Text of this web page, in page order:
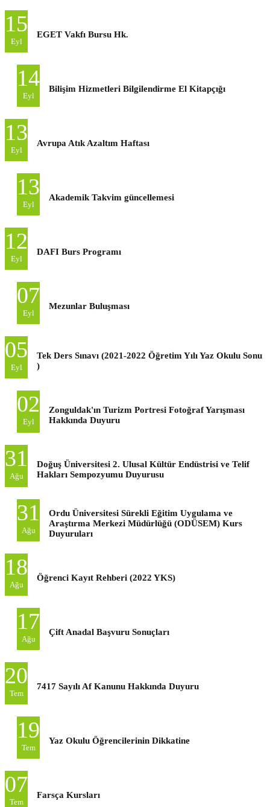
15
Eyl
EGET Vakfı Bursu Hk.
14
Eyl
Bilişim Hizmetleri Bilgilendirme El Kitapçığı
13
Eyl
Avrupa Atık Azaltım Haftası
13
Eyl
Akademik Takvim güncellemesi
12
Eyl
DAFI Burs Programı
07
Eyl
Mezunlar Buluşması
05
Eyl
Tek Ders Sınavı (2021-2022 Öğretim Yılı Yaz Okulu Sonu
)
02
Eyl
Zonguldak'ın Turizm Portresi Fotoğraf Yarışması
Hakkında Duyuru
31
Ağu
Doğuş Üniversitesi 2. Ulusal Kültür Endüstrisi ve Telif
Hakları Sempozyumu Duyurusu
31
Ağu
Ordu Üniversitesi Sürekli Eğitim Uygulama ve
Araştırma Merkezi Müdürlüğü (ODÜSEM) Kurs
Duyuruları
18
Ağu
Öğrenci Kayıt Rehberi (2022 YKS)
17
Ağu
Çift Anadal Başvuru Sonuçları
20
Tem
7417 Sayılı Af Kanunu Hakkında Duyuru
19
Tem
Yaz Okulu Öğrencilerinin Dikkatine
07
Tem
Farsça Kursları